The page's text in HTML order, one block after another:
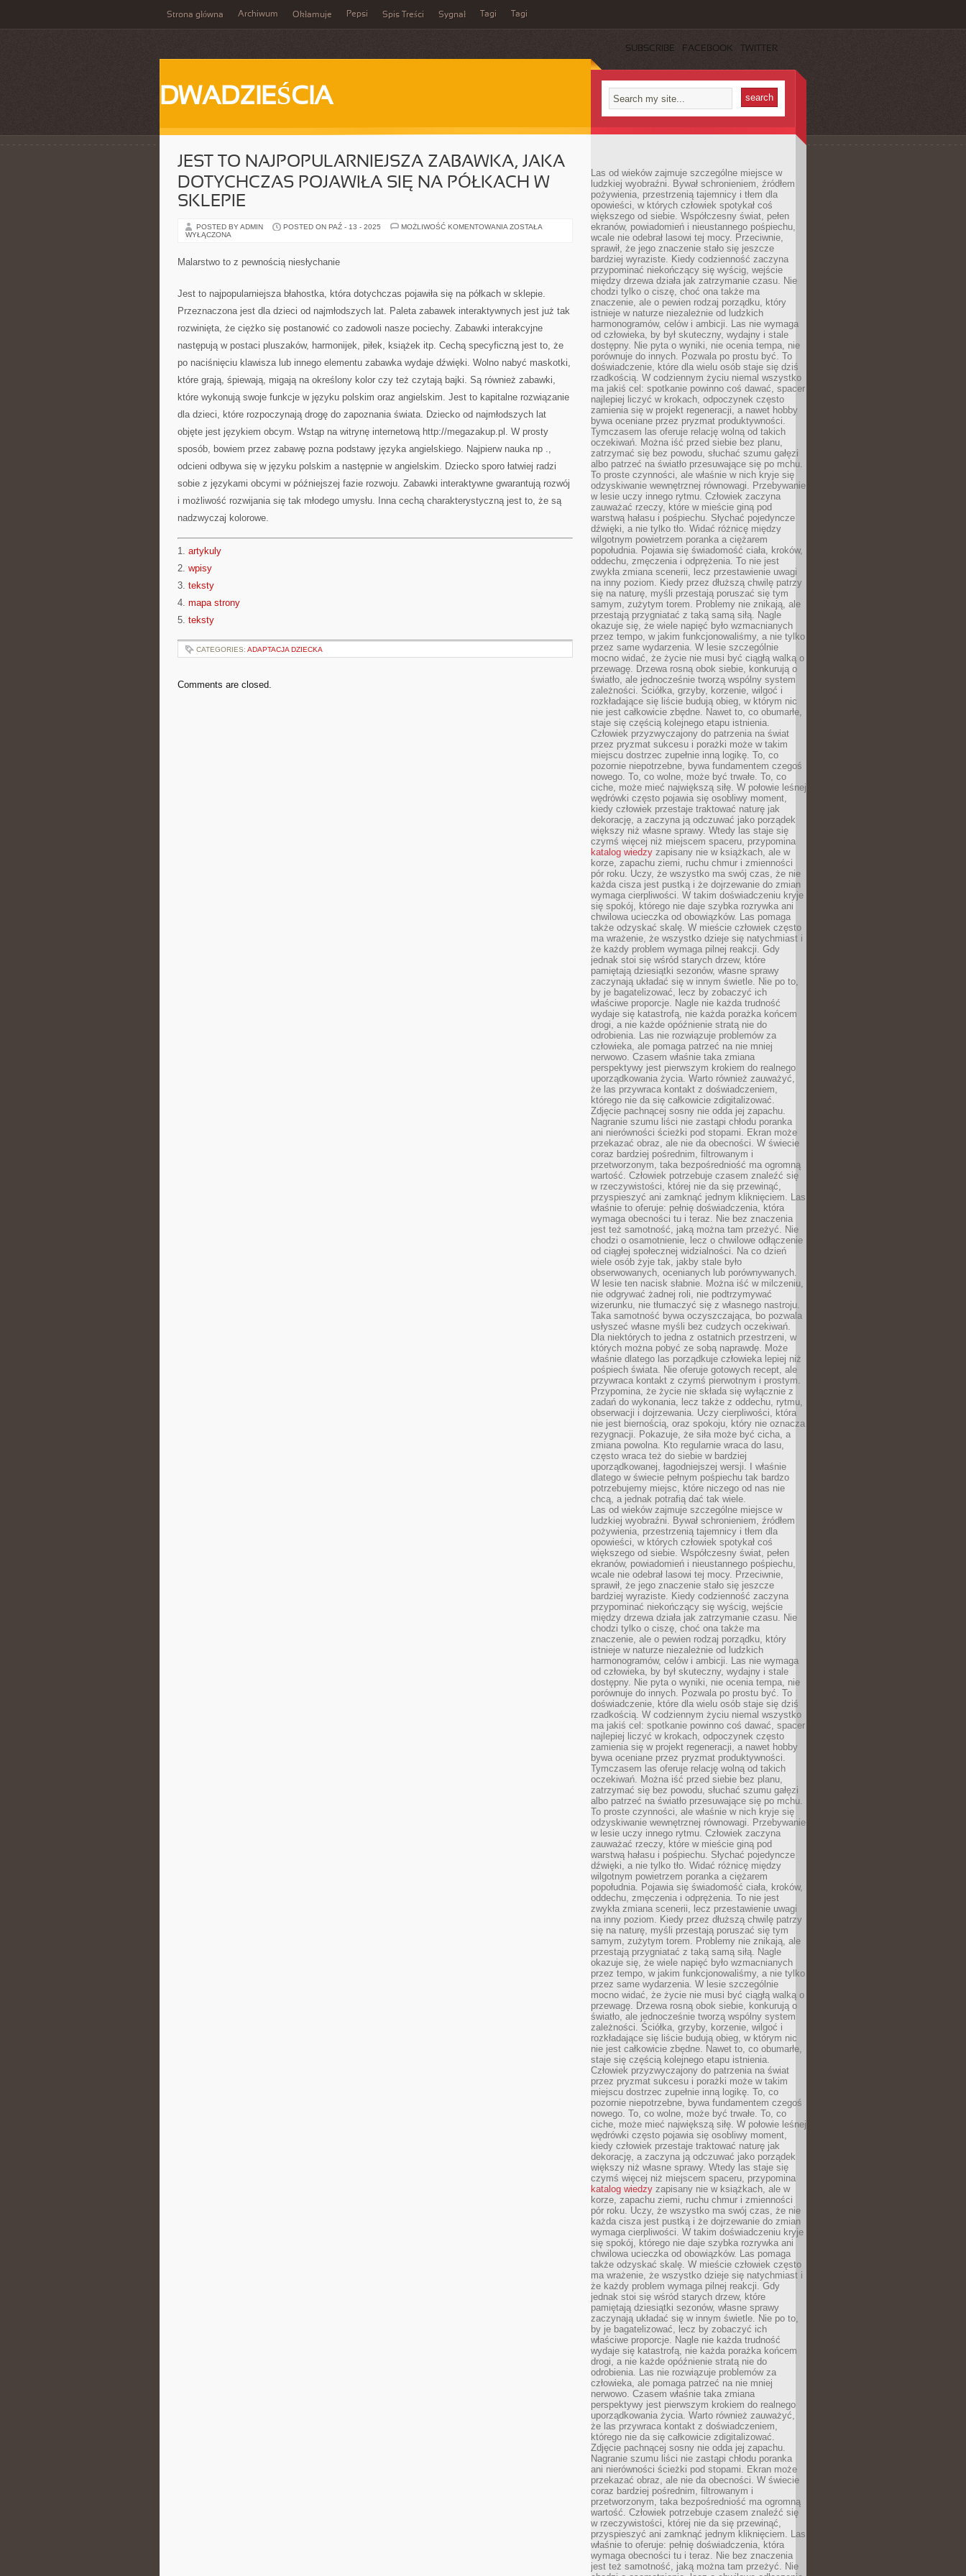
Strona główna Archiwum Okłamuje Pepsi Spis Treści Sygnał Tagi Tagi
SUBSCRIBE FACEBOOK TWITTER
DWADZIEŚCIA
JEST TO NAJPOPULARNIEJSZA ZABAWKA, JAKA
DOTYCHCZAS POJAWIŁA SIĘ NA PÓŁKACH W
SKLEPIE
POSTED BY ADMIN POSTED ON PAŹ - 13 - 2025 MOŻLIWOŚĆ KOMENTOWANIA JEST
PÓŁKACH
SKLEPIE
ZOSTAŁA
WYŁĄCZONA
Malarstwo to z pewnością niesłychanie
Jest to najpopularniejsza błahostka, która dotychczas pojawiła się na półkach w sklepie.
Przeznaczona jest dla dzieci od najmłodszych lat. Paleta zabawek interaktywnych jest już tak
rozwinięta, że ciężko się postanowić co zadowoli nasze pociechy. Zabawki interakcyjne
następują w postaci pluszaków, harmonijek, piłek, książek itp. Cechą specyficzną jest to, że
po naciśnięciu klawisza lub innego elementu zabawka wydaje dźwięki. Wolno nabyć maskotki,
które grają, śpiewają, migają na określony kolor czy też czytają bajki. Są również zabawki,
które wykonują swoje funkcje w języku polskim oraz angielskim. Jest to kapitalne rozwiązanie
dla dzieci, które rozpoczynają drogę do zapoznania świata. Dziecko od najmłodszych lat
objęte jest językiem obcym. Wstąp na witrynę internetową http://megazakup.pl. W prosty
sposób, bowiem przez zabawę pozna podstawy języka angielskiego. Najpierw nauka np .,
odcieni odbywa się w języku polskim a następnie w angielskim. Dziecko sporo łatwiej radzi
sobie z językami obcymi w późniejszej fazie rozwoju. Zabawki interaktywne gwarantują rozwój
i możliwość rozwijania się tak młodego umysłu. Inna cechą charakterystyczną jest to, że są
nadzwyczaj kolorowe.
1. artykuly
2. wpisy
3. teksty
4. mapa strony
5. teksty
CATEGORIES: ADAPTACJA DZIECKA
Comments are closed.
Las od wieków zajmuje szczególne miejsce w
ludzkiej wyobraźni. Bywał schronieniem, źródłem
pożywienia, przestrzenią tajemnicy i tłem dla
opowieści, w których człowiek spotykał coś
większego od siebie. Współczesny świat, pełen
ekranów, powiadomień i nieustannego pośpiechu,
wcale nie odebrał lasowi tej mocy. Przeciwnie,
sprawił, że jego znaczenie stało się jeszcze
bardziej wyraziste. Kiedy codzienność zaczyna
przypominać niekończący się wyścig, wejście
między drzewa działa jak zatrzymanie czasu. Nie
chodzi tylko o ciszę, choć ona także ma
znaczenie, ale o pewien rodzaj porządku, który
istnieje w naturze niezależnie od ludzkich
harmonogramów, celów i ambicji. Las nie wymaga
od człowieka, by był skuteczny, wydajny i stale
dostępny. Nie pyta o wyniki, nie ocenia tempa, nie
porównuje do innych. Pozwala po prostu być. To
doświadczenie, które dla wielu osób staje się dziś
rzadkością. W codziennym życiu niemal wszystko
ma jakiś cel: spotkanie powinno coś dawać, spacer
najlepiej liczyć w krokach, odpoczynek często
zamienia się w projekt regeneracji, a nawet hobby
bywa oceniane przez pryzmat produktywności.
Tymczasem las oferuje relację wolną od takich
oczekiwań. Można iść przed siebie bez planu,
zatrzymać się bez powodu, słuchać szumu gałęzi
albo patrzeć na światło przesuwające się po mchu.
To proste czynności, ale właśnie w nich kryje się
odzyskiwanie wewnętrznej równowagi. Przebywanie
w lesie uczy innego rytmu. Człowiek zaczyna
zauważać rzeczy, które w mieście giną pod
warstwą hałasu i pośpiechu. Słychać pojedyncze
dźwięki, a nie tylko tło. Widać różnicę między
wilgotnym powietrzem poranka a ciężarem
popołudnia. Pojawia się świadomość ciała, kroków,
oddechu, zmęczenia i odprężenia. To nie jest
zwykła zmiana scenerii, lecz przestawienie uwagi
na inny poziom. Kiedy przez dłuższą chwilę patrzy
się na naturę, myśli przestają poruszać się tym
samym, zużytym torem. Problemy nie znikają, ale
przestają przygniatać z taką samą siłą. Nagle
okazuje się, że wiele napięć było wzmacnianych
przez tempo, w jakim funkcjonowaliśmy, a nie tylko
przez same wydarzenia. W lesie szczególnie
mocno widać, że życie nie musi być ciągłą walką o
przewagę. Drzewa rosną obok siebie, konkurują o
światło, ale jednocześnie tworzą wspólny system
zależności. Ściółka, grzyby, korzenie, wilgoć i
rozkładające się liście budują obieg, w którym nic
nie jest całkowicie zbędne. Nawet to, co obumarłe,
staje się częścią kolejnego etapu istnienia.
Człowiek przyzwyczajony do patrzenia na świat
przez pryzmat sukcesu i porażki może w takim
miejscu dostrzec zupełnie inną logikę. To, co
pozornie niepotrzebne, bywa fundamentem czegoś
nowego. To, co wolne, może być trwałe. To, co
ciche, może mieć największą siłę. W połowie leśnej
wędrówki często pojawia się osobliwy moment,
kiedy człowiek przestaje traktować naturę jak
dekorację, a zaczyna ją odczuwać jako porządek
większy niż własne sprawy. Wtedy las staje się
czymś więcej niż miejscem spaceru, przypomina
katalog wiedzy zapisany nie w książkach, ale w
korze, zapachu ziemi, ruchu chmur i zmienności
pór roku. Uczy, że wszystko ma swój czas, że nie
każda cisza jest pustką i że dojrzewanie do zmian
wymaga cierpliwości. W takim doświadczeniu kryje
się spokój, którego nie daje szybka rozrywka ani
chwilowa ucieczka od obowiązków. Las pomaga
także odzyskać skalę. W mieście człowiek często
ma wrażenie, że wszystko dzieje się natychmiast i
że każdy problem wymaga pilnej reakcji. Gdy
jednak stoi się wśród starych drzew, które
pamiętają dziesiątki sezonów, własne sprawy
zaczynają układać się w innym świetle. Nie po to,
by je bagatelizować, lecz by zobaczyć ich
właściwe proporcje. Nagle nie każda trudność
wydaje się katastrofą, nie każda porażka końcem
drogi, a nie każde opóźnienie stratą nie do
odrobienia. Las nie rozwiązuje problemów za
człowieka, ale pomaga patrzeć na nie mniej
nerwowo. Czasem właśnie taka zmiana
perspektywy jest pierwszym krokiem do realnego
uporządkowania życia. Warto również zauważyć,
że las przywraca kontakt z doświadczeniem,
którego nie da się całkowicie zdigitalizować.
Zdjęcie pachnącej sosny nie odda jej zapachu.
Nagranie szumu liści nie zastąpi chłodu poranka
ani nierówności ścieżki pod stopami. Ekran może
przekazać obraz, ale nie da obecności. W świecie
coraz bardziej pośrednim, filtrowanym i
przetworzonym, taka bezpośredniość ma ogromną
wartość. Człowiek potrzebuje czasem znaleźć się
w rzeczywistości, której nie da się przewinąć,
przyspieszyć ani zamknąć jednym kliknięciem. Las
właśnie to oferuje: pełnię doświadczenia, która
wymaga obecności tu i teraz. Nie bez znaczenia
jest też samotność, jaką można tam przeżyć. Nie
chodzi o osamotnienie, lecz o chwilowe odłączenie
od ciągłej społecznej widzialności. Na co dzień
wiele osób żyje tak, jakby stale było
obserwowanych, ocenianych lub porównywanych.
W lesie ten nacisk słabnie. Można iść w milczeniu,
nie odgrywać żadnej roli, nie podtrzymywać
wizerunku, nie tłumaczyć się z własnego nastroju.
Taka samotność bywa oczyszczająca, bo pozwala
usłyszeć własne myśli bez cudzych oczekiwań.
Dla niektórych to jedna z ostatnich przestrzeni, w
których można pobyć ze sobą naprawdę. Może
właśnie dlatego las porządkuje człowieka lepiej niż
pośpiech świata. Nie oferuje gotowych recept, ale
przywraca kontakt z czymś pierwotnym i prostym.
Przypomina, że życie nie składa się wyłącznie z
zadań do wykonania, lecz także z oddechu, rytmu,
obserwacji i dojrzewania. Uczy cierpliwości, która
nie jest biernością, oraz spokoju, który nie oznacza
rezygnacji. Pokazuje, że siła może być cicha, a
zmiana powolna. Kto regularnie wraca do lasu,
często wraca też do siebie w bardziej
uporządkowanej, łagodniejszej wersji. I właśnie
dlatego w świecie pełnym pośpiechu tak bardzo
potrzebujemy miejsc, które niczego od nas nie
chcą, a jednak potrafią dać tak wiele.
Las od wieków zajmuje szczególne miejsce w
ludzkiej wyobraźni. Bywał schronieniem, źródłem
pożywienia, przestrzenią tajemnicy i tłem dla
opowieści, w których człowiek spotykał coś
większego od siebie. Współczesny świat, pełen
ekranów, powiadomień i nieustannego pośpiechu,
wcale nie odebrał lasowi tej mocy. Przeciwnie,
sprawił, że jego znaczenie stało się jeszcze
bardziej wyraziste. Kiedy codzienność zaczyna
przypominać niekończący się wyścig, wejście
między drzewa działa jak zatrzymanie czasu. Nie
chodzi tylko o ciszę, choć ona także ma
znaczenie, ale o pewien rodzaj porządku, który
istnieje w naturze niezależnie od ludzkich
harmonogramów, celów i ambicji. Las nie wymaga
od człowieka, by był skuteczny, wydajny i stale
dostępny. Nie pyta o wyniki, nie ocenia tempa, nie
porównuje do innych. Pozwala po prostu być. To
doświadczenie, które dla wielu osób staje się dziś
rzadkością. W codziennym życiu niemal wszystko
ma jakiś cel: spotkanie powinno coś dawać, spacer
najlepiej liczyć w krokach, odpoczynek często
zamienia się w projekt regeneracji, a nawet hobby
bywa oceniane przez pryzmat produktywności.
Tymczasem las oferuje relację wolną od takich
oczekiwań. Można iść przed siebie bez planu,
zatrzymać się bez powodu, słuchać szumu gałęzi
albo patrzeć na światło przesuwające się po mchu.
To proste czynności, ale właśnie w nich kryje się
odzyskiwanie wewnętrznej równowagi. Przebywanie
w lesie uczy innego rytmu. Człowiek zaczyna
zauważać rzeczy, które w mieście giną pod
warstwą hałasu i pośpiechu. Słychać pojedyncze
dźwięki, a nie tylko tło. Widać różnicę między
wilgotnym powietrzem poranka a ciężarem
popołudnia. Pojawia się świadomość ciała, kroków,
oddechu, zmęczenia i odprężenia. To nie jest
zwykła zmiana scenerii, lecz przestawienie uwagi
na inny poziom. Kiedy przez dłuższą chwilę patrzy
się na naturę, myśli przestają poruszać się tym
samym, zużytym torem. Problemy nie znikają, ale
przestają przygniatać z taką samą siłą. Nagle
okazuje się, że wiele napięć było wzmacnianych
przez tempo, w jakim funkcjonowaliśmy, a nie tylko
przez same wydarzenia. W lesie szczególnie
mocno widać, że życie nie musi być ciągłą walką o
przewagę. Drzewa rosną obok siebie, konkurują o
światło, ale jednocześnie tworzą wspólny system
zależności. Ściółka, grzyby, korzenie, wilgoć i
rozkładające się liście budują obieg, w którym nic
nie jest całkowicie zbędne. Nawet to, co obumarłe,
staje się częścią kolejnego etapu istnienia.
Człowiek przyzwyczajony do patrzenia na świat
przez pryzmat sukcesu i porażki może w takim
miejscu dostrzec zupełnie inną logikę. To, co
pozornie niepotrzebne, bywa fundamentem czegoś
nowego. To, co wolne, może być trwałe. To, co
ciche, może mieć największą siłę. W połowie leśnej
wędrówki często pojawia się osobliwy moment,
kiedy człowiek przestaje traktować naturę jak
dekorację, a zaczyna ją odczuwać jako porządek
większy niż własne sprawy. Wtedy las staje się
czymś więcej niż miejscem spaceru, przypomina
katalog wiedzy zapisany nie w książkach, ale w
korze, zapachu ziemi, ruchu chmur i zmienności
pór roku. Uczy, że wszystko ma swój czas, że nie
każda cisza jest pustką i że dojrzewanie do zmian
wymaga cierpliwości. W takim doświadczeniu kryje
się spokój, którego nie daje szybka rozrywka ani
chwilowa ucieczka od obowiązków. Las pomaga
także odzyskać skalę. W mieście człowiek często
ma wrażenie, że wszystko dzieje się natychmiast i
że każdy problem wymaga pilnej reakcji. Gdy
jednak stoi się wśród starych drzew, które
pamiętają dziesiątki sezonów, własne sprawy
zaczynają układać się w innym świetle. Nie po to,
by je bagatelizować, lecz by zobaczyć ich
właściwe proporcje. Nagle nie każda trudność
wydaje się katastrofą, nie każda porażka końcem
drogi, a nie każde opóźnienie stratą nie do
odrobienia. Las nie rozwiązuje problemów za
człowieka, ale pomaga patrzeć na nie mniej
nerwowo. Czasem właśnie taka zmiana
perspektywy jest pierwszym krokiem do realnego
uporządkowania życia. Warto również zauważyć,
że las przywraca kontakt z doświadczeniem,
którego nie da się całkowicie zdigitalizować.
Zdjęcie pachnącej sosny nie odda jej zapachu.
Nagranie szumu liści nie zastąpi chłodu poranka
ani nierówności ścieżki pod stopami. Ekran może
przekazać obraz, ale nie da obecności. W świecie
coraz bardziej pośrednim, filtrowanym i
przetworzonym, taka bezpośredniość ma ogromną
wartość. Człowiek potrzebuje czasem znaleźć się
w rzeczywistości, której nie da się przewinąć,
przyspieszyć ani zamknąć jednym kliknięciem. Las
właśnie to oferuje: pełnię doświadczenia, która
wymaga obecności tu i teraz. Nie bez znaczenia
jest też samotność, jaką można tam przeżyć. Nie